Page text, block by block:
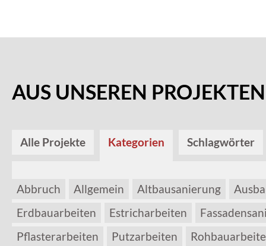
AUS UNSEREN PROJEKTEN
Alle Projekte Kategorien Schlagwörter
Abbruch Allgemein Altbausanierung
Erdbauarbeiten
Estricharbeiten
Pflasterarbeiten
Putzarbeiten